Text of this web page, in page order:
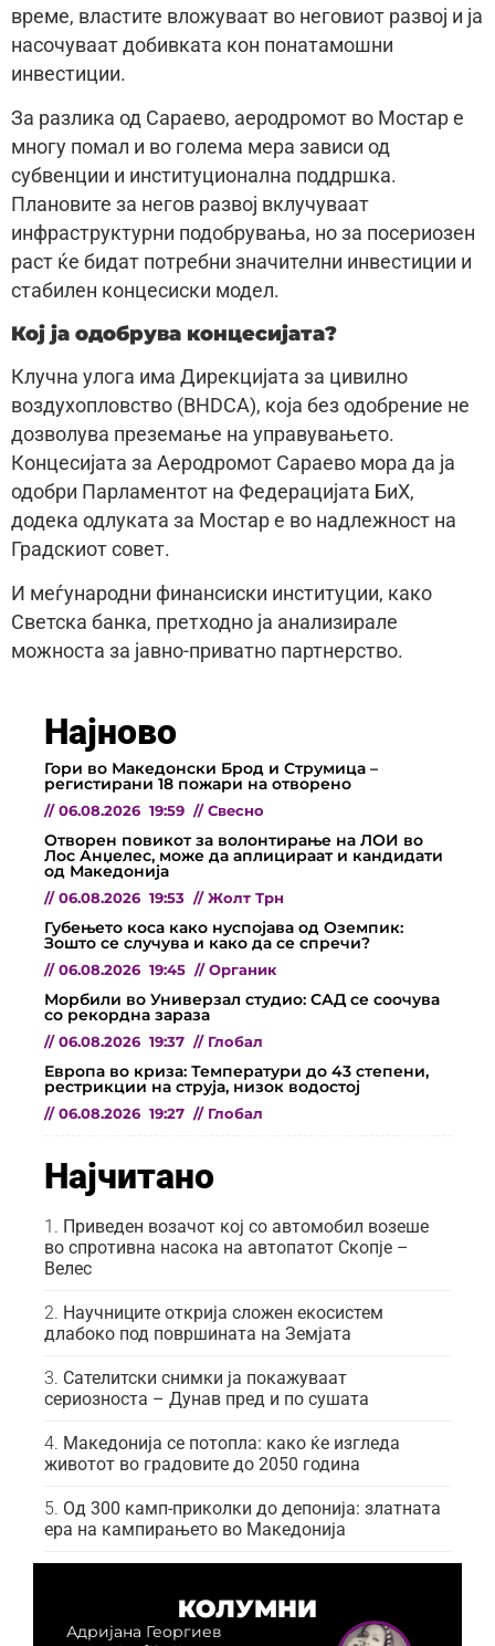
време, властите вложуваат во неговиот развој и ја
насочуваат добивката кон понатамошни
инвестиции.
За разлика од Сараево, аеродромот во Мостар е
многу помал и во голема мера зависи од
субвенции и институционална поддршка.
Плановите за негов развој вклучуваат
инфраструктурни подобрувања, но за посериозен
раст ќе бидат потребни значителни инвестиции и
стабилен концесиски модел.
Кој ја одобрува концесијата?
Клучна улога има Дирекцијата за цивилно
воздухопловство (BHDCA), која без одобрение не
дозволува преземање на управувањето.
Концесијата за Аеродромот Сараево мора да ја
одобри Парламентот на Федерацијата БиХ,
додека одлуката за Мостар е во надлежност на
Градскиот совет.
И меѓународни финансиски институции, како
Светска банка, претходно ја анализирале
можноста за јавно-приватно партнерство.
Најново
Гори во Македонски Брод и Струмица –
регистирани 18 пожари на отворено
// 06.08.2026 19:59 // Свесно
Отворен повикот за волонтирање на ЛОИ во
Лос Анџелес, може да аплицираат и кандидати
од Македонија
// 06.08.2026 19:53 // Жолт Трн
Губењето коса како нуспојава од Оземпик:
Зошто се случува и како да се спречи?
// 06.08.2026 19:45 // Органик
Морбили во Универзал студио: САД се соочува
со рекордна зараза
// 06.08.2026 19:37 // Глобал
Европа во криза: Температури до 43 степени,
рестрикции на струја, низок водостој
// 06.08.2026 19:27 // Глобал
Најчитано
Приведен возачот кој со автомобил возеше
во спротивна насока на автопатот Скопје –
Велес
Научниците открија сложен екосистем
длабоко под површината на Земјата
Сателитски снимки ја покажуваат
сериозноста – Дунав пред и по сушата
Македонија се потопла: како ќе изгледа
животот во градовите до 2050 година
Од 300 камп-приколки до депонија: златната
ера на кампирањето во Македонија
КОЛУМНИ
Адријана Георгиев